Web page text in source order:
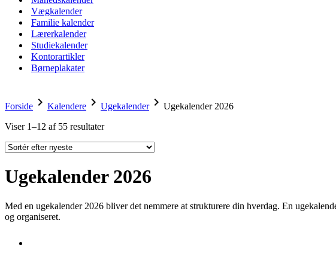
Vægkalender
Familie kalender
Lærerkalender
Studiekalender
Kontorartikler
Børneplakater
Forside chevron_right Kalendere chevron_right Ugekalenderchevron_right Ugekalender 2026
Viser 1–12 af 55 resultaterSorted
Ugekalender 2026
Med en ugekalender 2026 bliver det nemmere at strukturere din hverdag. En
og organiseret.